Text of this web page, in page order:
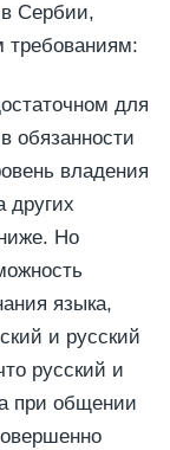
в Сербии,
требованиям:
для
обязанности
владения
других
Но
языка,
и русский
русский и
при общении